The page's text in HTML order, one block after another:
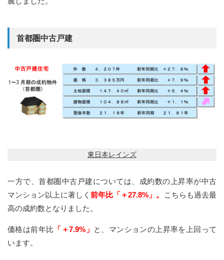
首都圏中古戸建
東日本レインズ
一方で、首都圏中古戸建については、成約数の上昇率が中古
マンション以上に著しく 前年比「＋27.8%」。
こちらも過去最
高の成約数となりました。
価格は前年比 「＋7.9%」 と、マンションの上昇率を上回って
います。